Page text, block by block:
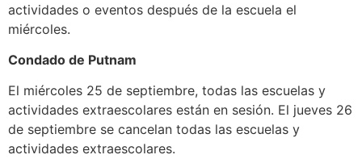
actividades o eventos después de la escuela el
miércoles.
Condado de Putnam
El miércoles 25 de septiembre, todas las escuelas y
actividades extraescolares están en sesión. El jueves 26
de septiembre se cancelan todas las escuelas y
actividades extraescolares.